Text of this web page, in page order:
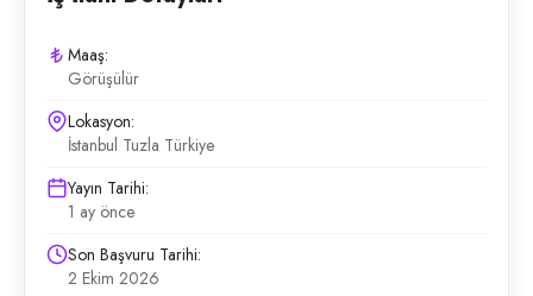
Maaş:
Görüşülür
Lokasyon:
İstanbul Tuzla Türkiye
Yayın Tarihi:
1 ay önce
Son Başvuru Tarihi:
2 Ekim 2026